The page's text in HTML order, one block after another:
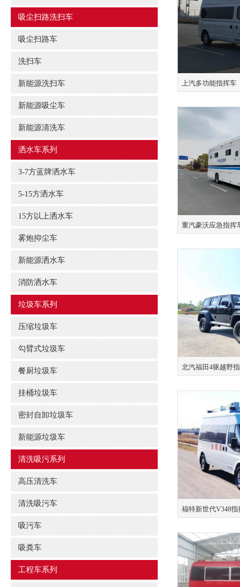
吸尘扫路洗扫车
吸尘扫路车
洗扫车
新能源洗扫车
新能源吸尘车
新能源清洗车
洒水车系列
3-7方蓝牌洒水车
5-15方洒水车
15方以上洒水车
雾炮抑尘车
新能源洒水车
消防洒水车
垃圾车系列
压缩垃圾车
勾臂式垃圾车
餐厨垃圾车
挂桶垃圾车
密封自卸垃圾车
新能源垃圾车
清洗吸污系列
高压清洗车
清洗吸污车
吸污车
吸粪车
工程车系列
上汽多功能指挥车
重汽豪沃应急指挥
北汽福田4驱越野
福特新世代V348指